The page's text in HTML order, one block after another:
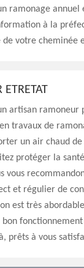
ramonage annuel
à la
de votre cheminée
artisan ramoneur
travaux de
un air chaud
protéger la
vous
et régulier de
est très
prêts à vous